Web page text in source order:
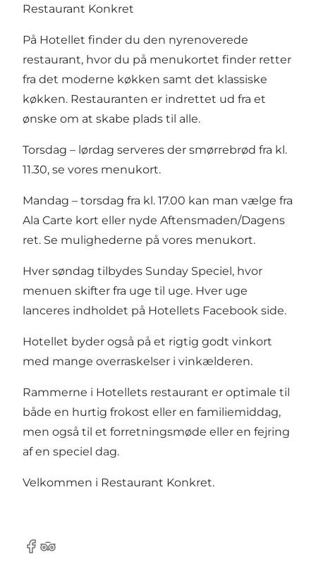
Restaurant Konkret
På Hotellet finder du den nyrenoverede
restaurant, hvor du på menukortet finder retter
fra det moderne køkken samt det klassiske
køkken. Restauranten er indrettet ud fra et
ønske om at skabe plads til alle.
Torsdag – lørdag serveres der smørrebrød fra kl.
11.30, se vores menukort.
Mandag – torsdag fra kl. 17.00 kan man vælge fra
Ala Carte kort eller nyde Aftensmaden/Dagens
ret. Se mulighederne på vores menukort.
Hver søndag tilbydes Sunday Speciel, hvor
menuen skifter fra uge til uge. Hver uge
lanceres indholdet på Hotellets Facebook side.
Hotellet byder også på et rigtig godt vinkort
med mange overraskelser i vinkælderen.
Rammerne i Hotellets restaurant er optimale til
både en hurtig frokost eller en familiemiddag,
men også til et forretningsmøde eller en fejring
af en speciel dag.
Velkommen i Restaurant Konkret.
Facebook
Tripadvisor